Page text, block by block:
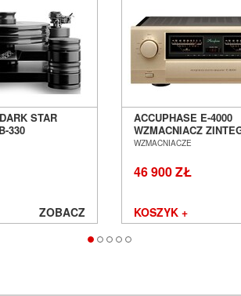
STAR
330
ZOBACZ
ACCUPHASE E-4000
WZMACNIACZ
SALON POZNAŃ
WZMACNIACZE
46 900 ZŁ
KOSZYK +